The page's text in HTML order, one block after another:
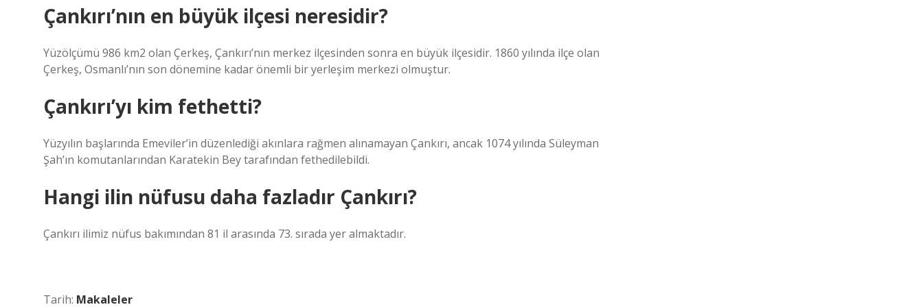
Çankırı’nın en büyük ilçesi neresidir?
Yüzölçümü 986 km2 olan Çerkeş, Çankırı’nın merkez ilçesinden sonra en büyük ilçesidir. 1860 yılında ilçe olan
Çerkeş, Osmanlı’nın son dönemine kadar önemli bir yerleşim merkezi olmuştur.
Çankırı’yı kim fethetti?
Yüzyılın başlarında Emeviler’in düzenlediği akınlara rağmen alınamayan Çankırı, ancak 1074 yılında Süleyman
Şah’ın komutanlarından Karatekin Bey tarafından fethedilebildi.
Hangi ilin nüfusu daha fazladır Çankırı?
Çankırı ilimiz nüfus bakımından 81 il arasında 73. sırada yer almaktadır.
Tarih: Makaleler